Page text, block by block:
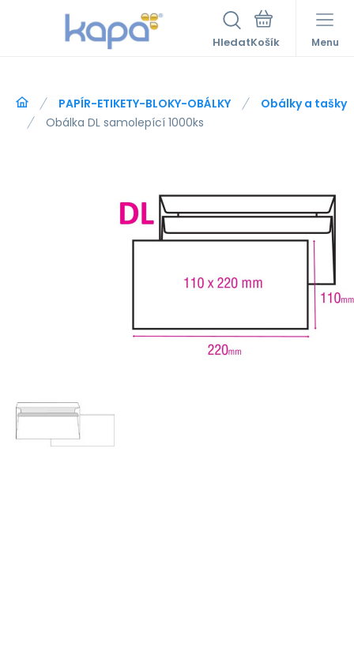
Hledat Menu
PAPÍR-ETIKETY-BLOKY-OBÁLKY
Obálky a tašky
Obálka DL samolepící 1000ks